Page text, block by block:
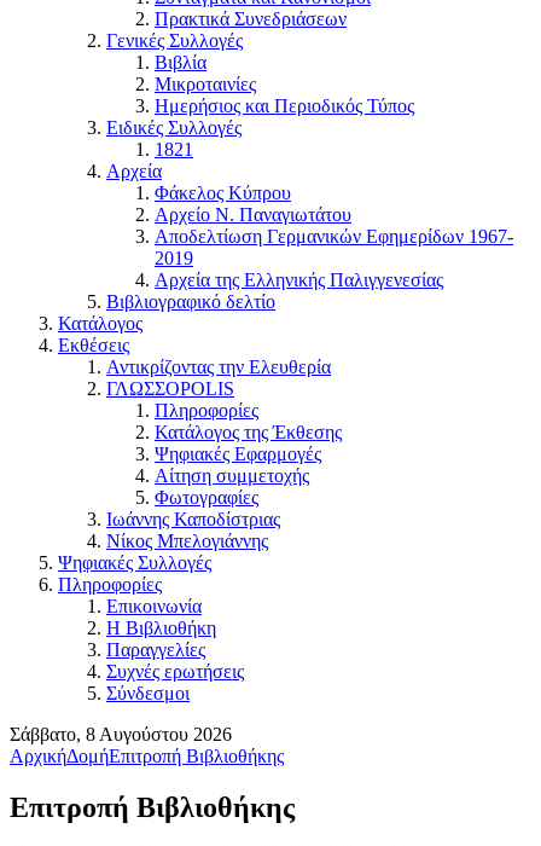
Πρακτικά Συνεδριάσεων
Γενικές Συλλογές
Βιβλία
Μικροταινίες
Ημερήσιος και Περιοδικός Τύπος
Ειδικές Συλλογές
1821
Αρχεία
Φάκελος Κύπρου
Αρχείο Ν. Παναγιωτάτου
Αποδελτίωση Γερμανικών Εφημερίδων 1967-
2019
Αρχεία της Ελληνικής Παλιγγενεσίας
Βιβλιογραφικό δελτίο
Κατάλογος
Εκθέσεις
Αντικρίζοντας την Ελευθερία
ΓΛΩΣΣΟPOLIS
Πληροφορίες
Κατάλογος της Έκθεσης
Ψηφιακές Εφαρμογές
Αίτηση συμμετοχής
Φωτογραφίες
Ιωάννης Καποδίστριας
Νίκος Μπελογιάννης
Ψηφιακές Συλλογές
Πληροφορίες
Επικοινωνία
Η Βιβλιοθήκη
Παραγγελίες
Συχνές ερωτήσεις
Σύνδεσμοι
Σάββατο, 8 Αυγούστου 2026
ΑρχικήΔομήΕπιτροπή Βιβλιοθήκης
Επιτροπή Βιβλιοθήκης